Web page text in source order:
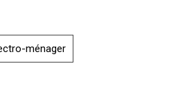
ménager